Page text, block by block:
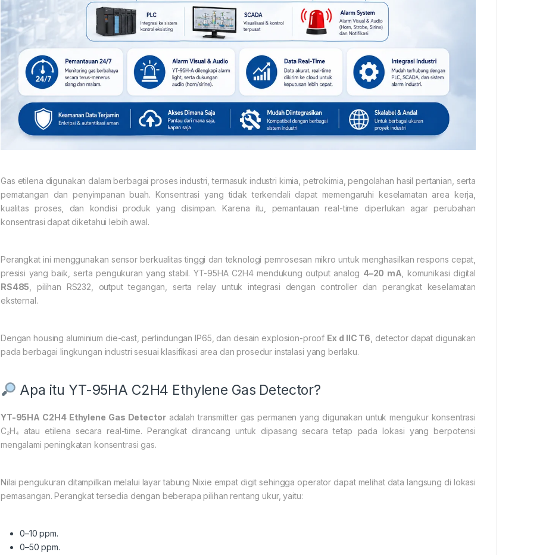
Gas etilena digunakan dalam berbagai proses industri, termasuk industri kimia, petrokimia, pengolahan hasil pertanian, serta
pematangan dan penyimpanan buah. Konsentrasi yang tidak terkendali dapat memengaruhi keselamatan area kerja,
kualitas proses, dan kondisi produk yang disimpan. Karena itu, pemantauan real-time diperlukan agar perubahan
konsentrasi dapat diketahui lebih awal.
Perangkat ini menggunakan sensor berkualitas tinggi dan teknologi pemrosesan mikro untuk menghasilkan respons cepat,
presisi yang baik, serta pengukuran yang stabil. YT-95HA C2H4 mendukung output analog 4–20 mA , komunikasi digital
RS485 , pilihan RS232, output tegangan, serta relay untuk integrasi dengan controller dan perangkat keselamatan
eksternal.
Dengan housing aluminium die-cast, perlindungan IP65, dan desain explosion-proof Ex d IIC T6 , detector dapat digunakan
pada berbagai lingkungan industri sesuai klasifikasi area dan prosedur instalasi yang berlaku.
Apa itu YT-95HA C2H4 Ethylene Gas Detector?
YT-95HA C2H4 Ethylene Gas Detectoradalah transmitter gas permanen yang digunakan untuk mengukur konsentrasi
C₂H₄ atau etilena secara real-time. Perangkat dirancang untuk dipasang secara tetap pada lokasi yang berpotensi
mengalami peningkatan konsentrasi gas.
Nilai pengukuran ditampilkan melalui layar tabung Nixie empat digit sehingga operator dapat melihat data langsung di lokasi
pemasangan. Perangkat tersedia dengan beberapa pilihan rentang ukur, yaitu:
0–10 ppm.
0–50 ppm.